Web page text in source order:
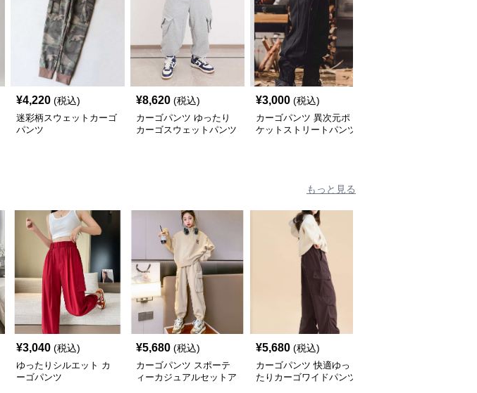
¥4,220 (税込)
迷彩柄スウェットカーゴ
パンツ
¥8,620 (税込)
カーゴパンツ ゆったり
カーゴスウェットパンツ
¥3,000 (税込)
カーゴパンツ 異次元ポ
ケットストリートパンツ
もっと見る
¥3,040 (税込)
ゆったりシルエット カ
ーゴパンツ
¥5,680 (税込)
カーゴパンツ スポーテ
ィーカジュアルセットア
¥5,680 (税込)
カーゴパンツ 快適ゆっ
たりカーゴワイドパンツ